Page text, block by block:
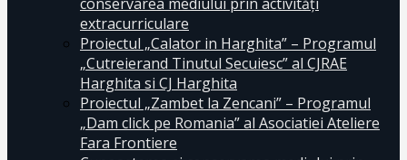
extracurriculare
Proiectul „Calator in Harghita” – Programul
„Cutreierand Tinutul Secuiesc” al CJRAE
Harghita si CJ Harghita
Proiectul „Zambet la Zencani” – Programul
„Dam click pe Romania” al Asociatiei Ateliere
Fara Frontiere